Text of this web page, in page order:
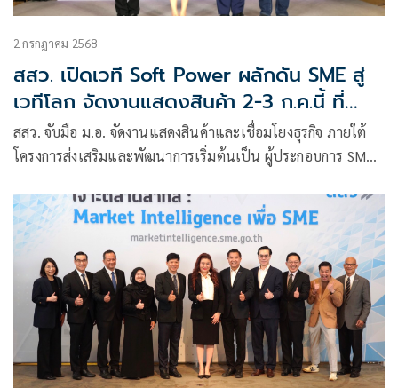
2 กรกฎาคม 2568
สสว. เปิดเวที Soft Power ผลักดัน SME สู่
เวทีโลก จัดงานแสดงสินค้า 2-3 ก.ค.นี้ ที่
CTW
สสว. จับมือ ม.อ. จัดงานแสดงสินค้าและเชื่อมโยงธุรกิจ ภายใต้
โครงการส่งเสริมและพัฒนาการเริ่มต้นเป็น ผู้ประกอบการ SME